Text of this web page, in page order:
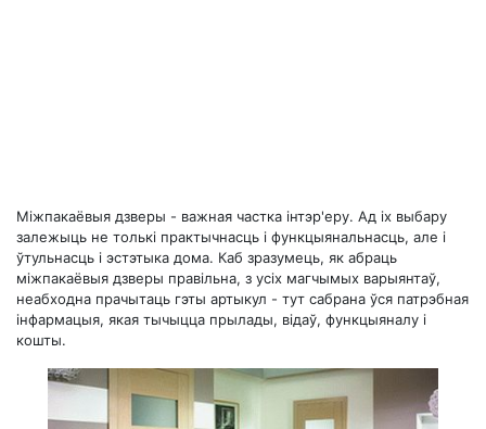
Міжпакаёвыя дзверы - важная частка інтэр'еру. Ад іх выбару
залежыць не толькі практычнасць і функцыянальнасць, але і
ўтульнасць і эстэтыка дома. Каб зразумець, як абраць
міжпакаёвыя дзверы правільна, з усіх магчымых варыянтаў,
неабходна прачытаць гэты артыкул - тут сабрана ўся патрэбная
інфармацыя, якая тычыцца прылады, відаў, функцыяналу і
кошты.